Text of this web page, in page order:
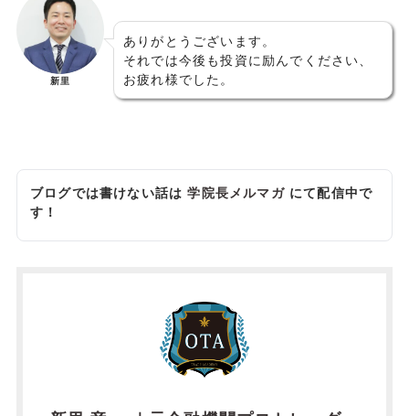
新里
ありがとうございます。
それでは今後も投資に励んでください、
お疲れ様でした。
ブログでは書けない話は学院長メルマガにて配信中で
す！